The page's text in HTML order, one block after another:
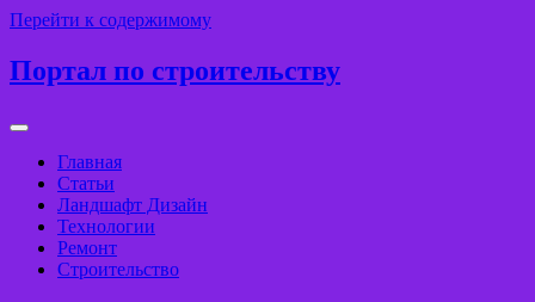
Перейти к содержимому
Портал по строительству
Главная
Статьи
Ландшафт Дизайн
Технологии
Ремонт
Строительство